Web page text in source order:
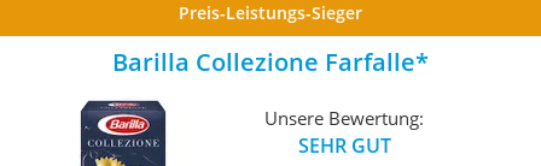
Preis-Leistungs-Sieger
Barilla Collezione Farfalle
Unsere Bewertung:
SEHR GUT